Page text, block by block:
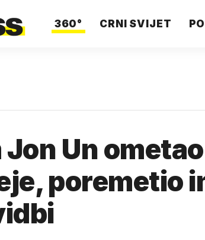
360° CRNI SVIJET
Un
poremetio